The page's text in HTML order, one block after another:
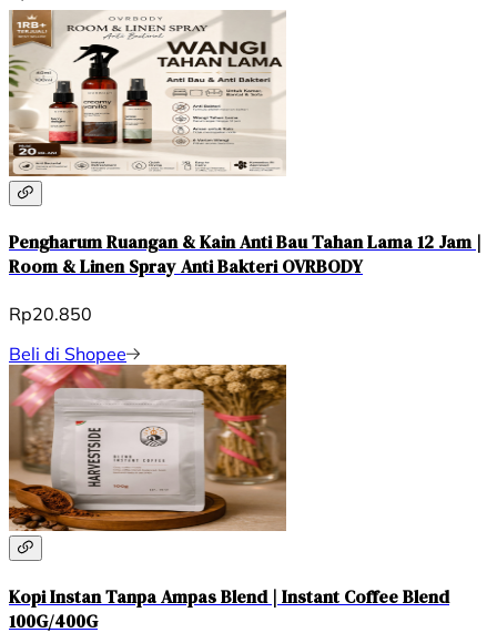
Pengharum Ruangan & Kain Anti Bau Tahan Lama 12 Jam |
Room & Linen Spray Anti Bakteri OVRBODY
Rp20.850
Beli di Shopee
Kopi Instan Tanpa Ampas Blend | Instant Coffee Blend
100G/400G